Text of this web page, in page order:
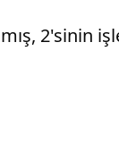
2'sinin